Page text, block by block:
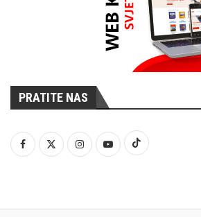
PRATITE NAS